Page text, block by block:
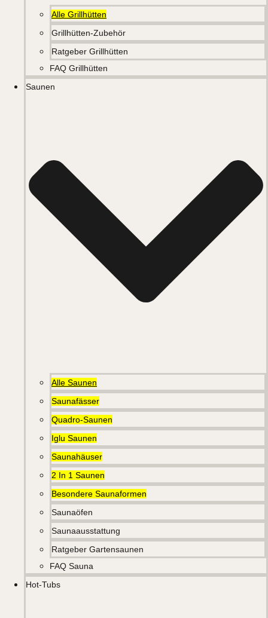
Alle Grillhütten
Grillhütten-Zubehör
Ratgeber Grillhütten
FAQ Grillhütten
Saunen
Alle Saunen
Saunafässer
Quadro-Saunen
Iglu Saunen
Saunahäuser
2 In 1 Saunen
Besondere Saunaformen
Saunaöfen
Saunaausstattung
Ratgeber Gartensaunen
FAQ Sauna
Hot-Tubs